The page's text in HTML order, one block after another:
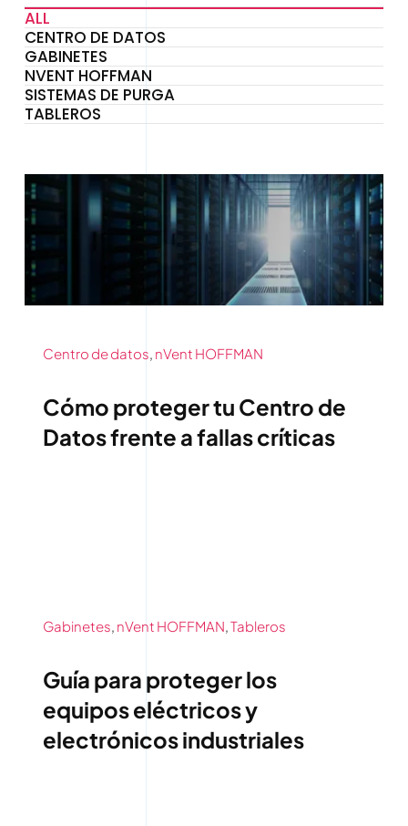
Contáctenos
ALL
CENTRO DE DATOS
GABINETES
NVENT HOFFMAN
SISTEMAS DE PURGA
TABLEROS
Centro de datos nVent HOFFMAN
Cómo proteger tu Centro de
Datos frente a fallas críticas
Gabinetes nVent HOFFMAN ,Tableros
Guía para proteger los
equipos eléctricos y
electrónicos industriales